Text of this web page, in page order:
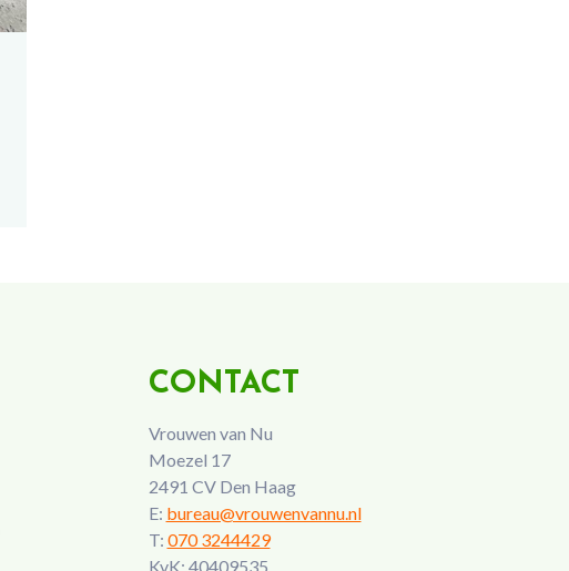
CONTACT
Vrouwen van Nu
Moezel 17
2491 CV Den Haag
E: bureau@vrouwenvannu.nl
T: 070 3244429
KvK: 40409535